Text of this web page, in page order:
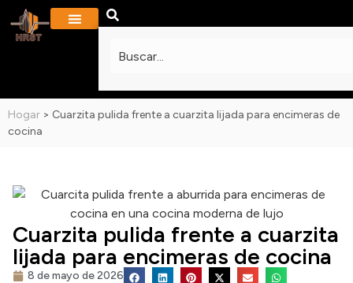
Hogar > Cuarzita pulida frente a cuarzita lijada para encimeras de
cocina
Cuarzita pulida frente a cuarzita
lijada para encimeras de cocina
8 de mayo de 2026